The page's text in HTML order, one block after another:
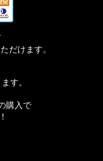
だけます。
す。
購入で